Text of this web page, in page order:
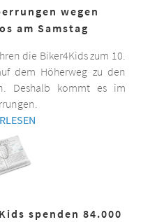
wegen
am Samstag
die Biker4Kids zum 10.
dem Höherweg zu den
Deshalb kommt es im
spenden 84.000